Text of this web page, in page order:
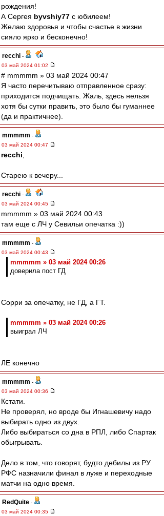
рождения!
А Сергея byvshiy77 с юбилеем!
Желаю здоровья и чтобы счастье в жизни
сияло ярко и бесконечно!
recchi -
03 май 2024 01:02
# mmmmm » 03 май 2024 00:47
Я часто перечитываю отправленное сразу:
приходится подчищать. Жаль, здесь нельзя
хотя бы сутки править, это было бы гуманнее
(да и практичнее).
mmmmm -
03 май 2024 00:47
recchi
Старею к вечеру...
recchi -
03 май 2024 00:45
mmmmm » 03 май 2024 00:43
там еще с ЛЧ у Севильи опечатка :))
mmmmm -
03 май 2024 00:43
mmmmm » 03 май 2024 00:26
доверила пост ГД
Сорри за опечатку, не ГД, а ГТ.
mmmmm » 03 май 2024 00:26
выиграл ЛЧ
ЛЕ конечно
mmmmm -
03 май 2024 00:36
Кстати.
Не проверял, но вроде бы Игнашевичу надо
выбирать одно из двух.
Либо выбираться со дна в РПЛ, либо Спартак
обыгрывать.
Дело в том, что говорят, будто дебилы из РУ
РФС назначили финал в луже и переходные
матчи на одно время.
RedQuite -
03 май 2024 00:35